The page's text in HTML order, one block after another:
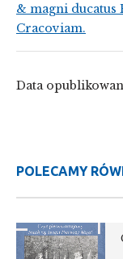
& magni ducatus
Cracoviam.
Data
POLECAMY